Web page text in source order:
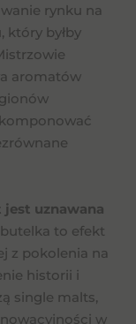
rynku na
który byłby
aromatów
jest uznawana
to efekt
z pokolenia na
historii i
single malts,
w